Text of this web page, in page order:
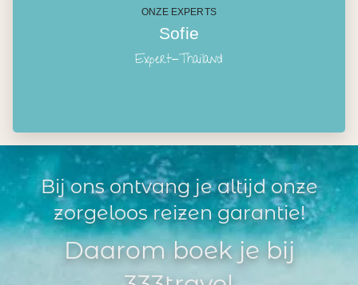
ONZE EXPERTS
Sofie
Expert-Thailand
Bij ons ontvang je altijd onze
zorgeloos reizen garantie!
Daarom boek je bij